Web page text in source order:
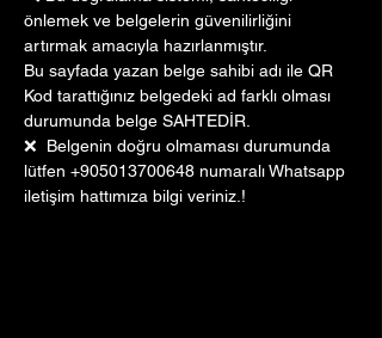
önlemek ve belgelerin güvenilirliğini
artırmak amacıyla hazırlanmıştır.
Bu sayfada yazan belge sahibi adı ile QR
Kod tarattığınız belgedeki ad farklı olması
durumunda belge SAHTEDİR.
❌  Belgenin doğru olmaması durumunda
lütfen +905013700648 numaralı Whatsapp
iletişim hattımıza bilgi veriniz.!